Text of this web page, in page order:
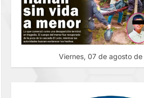
Viernes, 07 de agosto